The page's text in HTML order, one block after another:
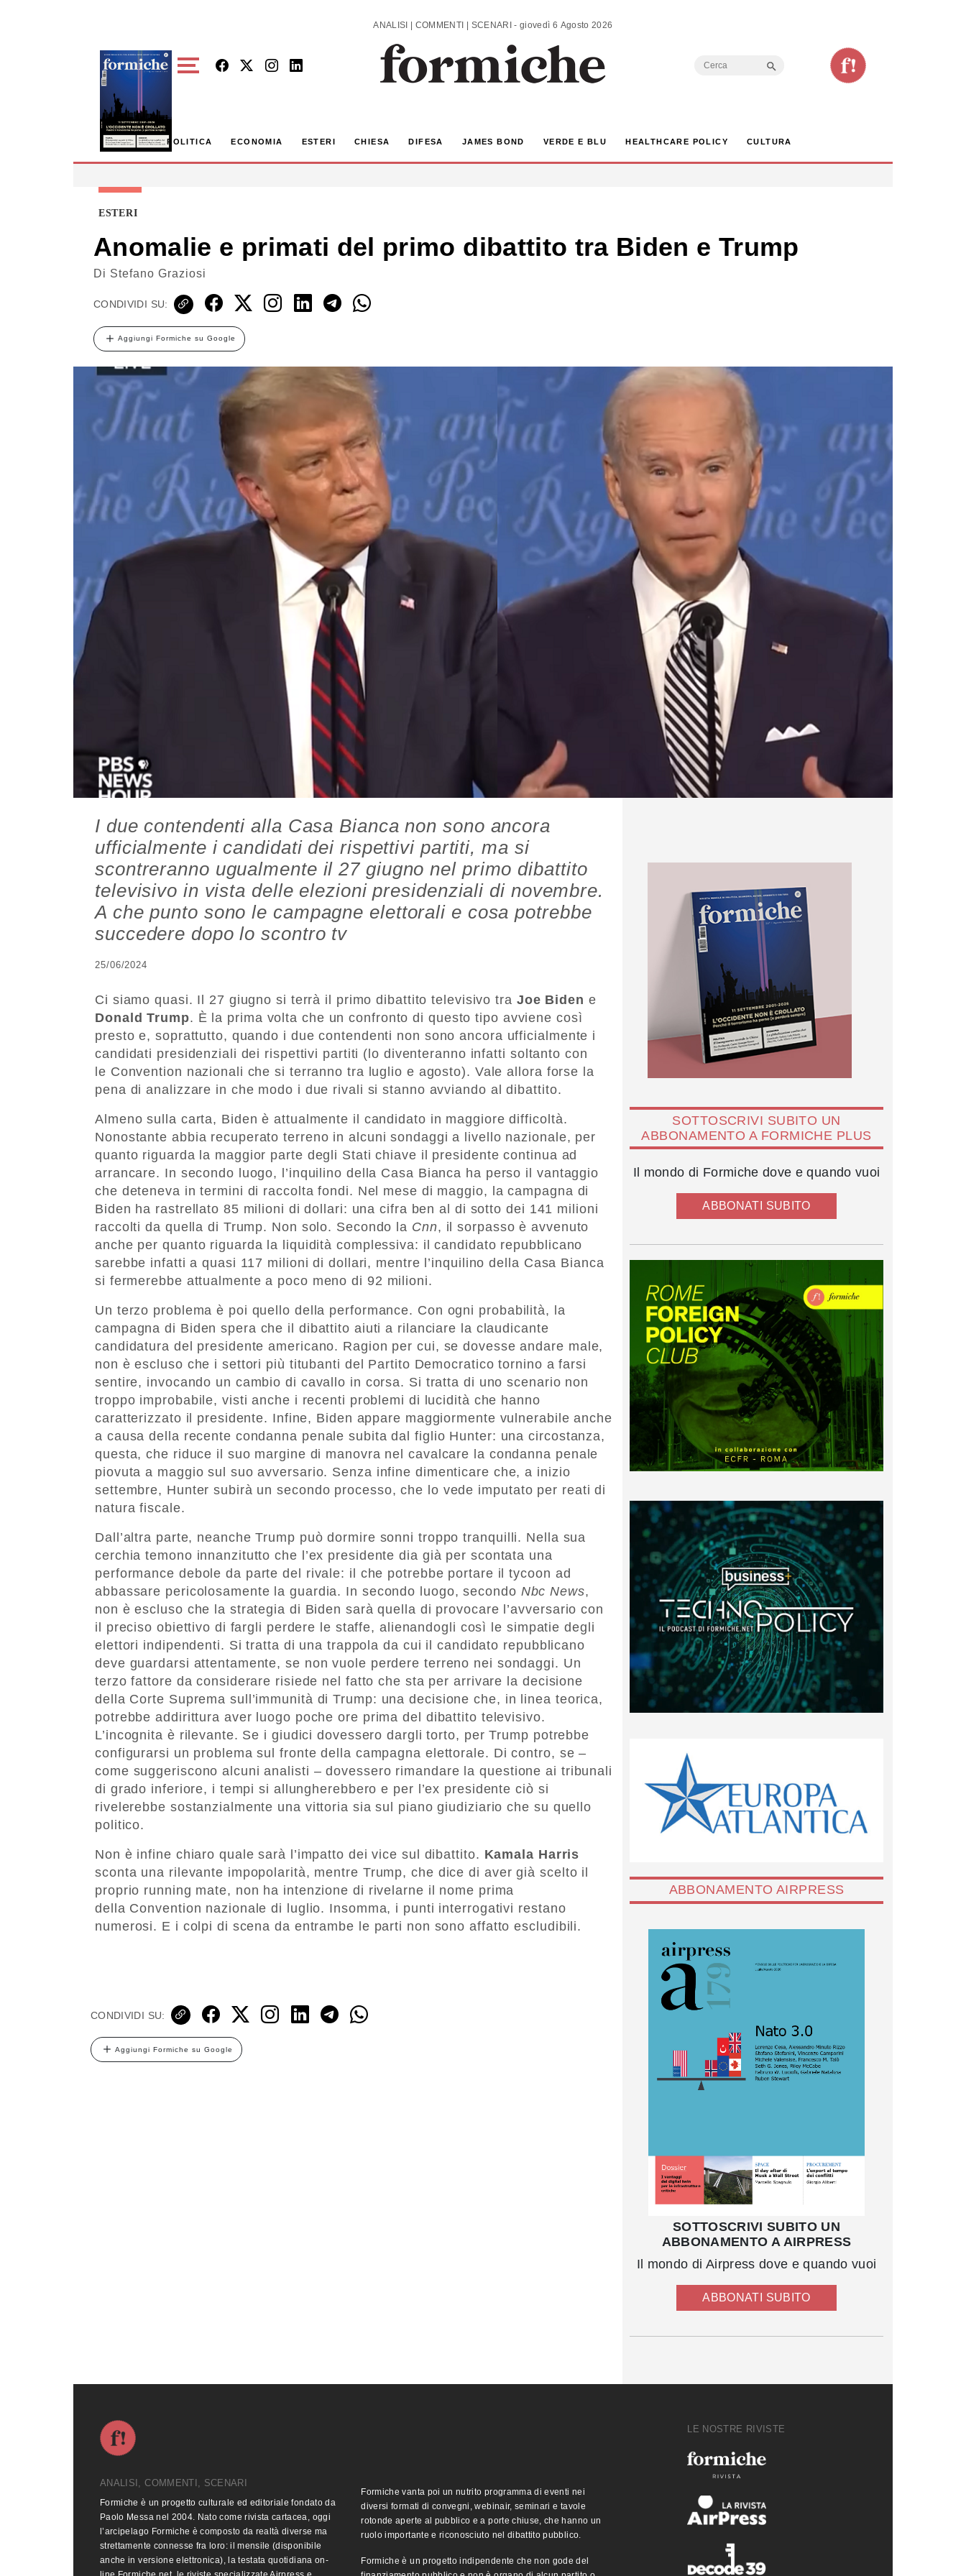
ANALISI | COMMENTI | SCENARI - giovedì 6 Agosto 2026
Search
POLITICA ECONOMIA ESTERI CHIESA DIFESA JAMES BOND VERDE E BLU HEALTHCARE POLICY CULTURA
ESTERI
Anomalie e primati del primo dibattito tra Biden e Trump
Di Stefano Graziosi
CONDIVIDI SU:
Aggiungi Formiche su Google
I due contendenti alla Casa Bianca non sono ancora
ufficialmente i candidati dei rispettivi partiti, ma si
scontreranno ugualmente il 27 giugno nel primo dibattito
televisivo in vista delle elezioni presidenziali di novembre.
A che punto sono le campagne elettorali e cosa potrebbe
succedere dopo lo scontro tv
25/06/2024
Ci siamo quasi. Il 27 giugno si terrà il primo dibattito televisivo tra Joe Biden e
Donald Trump. È la prima volta che un confronto di questo tipo avviene così
presto e, soprattutto, quando i due contendenti non sono ancora ufficialmente i
candidati presidenziali dei rispettivi partiti (lo diventeranno infatti soltanto con
le Convention nazionali che si terranno tra luglio e agosto). Vale allora forse la
pena di analizzare in che modo i due rivali si stanno avviando al dibattito.
Almeno sulla carta, Biden è attualmente il candidato in maggiore difficoltà.
Nonostante abbia recuperato terreno in alcuni sondaggi a livello nazionale, per
quanto riguarda la maggior parte degli Stati chiave il presidente continua ad
arrancare. In secondo luogo, l’inquilino della Casa Bianca ha perso il vantaggio
che deteneva in termini di raccolta fondi. Nel mese di maggio, la campagna di
Biden ha rastrellato 85 milioni di dollari: una cifra ben al di sotto dei 141 milioni
raccolti da quella di Trump. Non solo. Secondo la Cnn, il sorpasso è avvenuto
anche per quanto riguarda la liquidità complessiva: il candidato repubblicano
sarebbe infatti a quasi 117 milioni di dollari, mentre l’inquilino della Casa Bianca
si fermerebbe attualmente a poco meno di 92 milioni.
Un terzo problema è poi quello della performance. Con ogni probabilità, la
campagna di Biden spera che il dibattito aiuti a rilanciare la claudicante
candidatura del presidente americano. Ragion per cui, se dovesse andare male,
non è escluso che i settori più titubanti del Partito Democratico tornino a farsi
sentire, invocando un cambio di cavallo in corsa. Si tratta di uno scenario non
troppo improbabile, visti anche i recenti problemi di lucidità che hanno
caratterizzato il presidente. Infine, Biden appare maggiormente vulnerabile anche
a causa della recente condanna penale subita dal figlio Hunter: una circostanza,
questa, che riduce il suo margine di manovra nel cavalcare la condanna penale
piovuta a maggio sul suo avversario. Senza infine dimenticare che, a inizio
settembre, Hunter subirà un secondo processo, che lo vede imputato per reati di
natura fiscale.
Dall’altra parte, neanche Trump può dormire sonni troppo tranquilli. Nella sua
cerchia temono innanzitutto che l’ex presidente dia già per scontata una
performance debole da parte del rivale: il che potrebbe portare il tycoon ad
abbassare pericolosamente la guardia. In secondo luogo, secondo Nbc News,
non è escluso che la strategia di Biden sarà quella di provocare l’avversario con
il preciso obiettivo di fargli perdere le staffe, alienandogli così le simpatie degli
elettori indipendenti. Si tratta di una trappola da cui il candidato repubblicano
deve guardarsi attentamente, se non vuole perdere terreno nei sondaggi. Un
terzo fattore da considerare risiede nel fatto che sta per arrivare la decisione
della Corte Suprema sull’immunità di Trump: una decisione che, in linea teorica,
potrebbe addirittura aver luogo poche ore prima del dibattito televisivo.
L’incognita è rilevante. Se i giudici dovessero dargli torto, per Trump potrebbe
configurarsi un problema sul fronte della campagna elettorale. Di contro, se –
come suggeriscono alcuni analisti – dovessero rimandare la questione ai tribunali
di grado inferiore, i tempi si allungherebbero e per l’ex presidente ciò si
rivelerebbe sostanzialmente una vittoria sia sul piano giudiziario che su quello
politico.
Non è infine chiaro quale sarà l’impatto dei vice sul dibattito. Kamala Harris
sconta una rilevante impopolarità, mentre Trump, che dice di aver già scelto il
proprio running mate, non ha intenzione di rivelarne il nome prima
della Convention nazionale di luglio. Insomma, i punti interrogativi restano
numerosi. E i colpi di scena da entrambe le parti non sono affatto escludibili.
CONDIVIDI SU:
Aggiungi Formiche su Google
SOTTOSCRIVI SUBITO UN
ABBONAMENTO A FORMICHE PLUS
Il mondo di Formiche dove e quando vuoi
ABBONATI SUBITO
ABBONAMENTO AIRPRESS
SOTTOSCRIVI SUBITO UN
ABBONAMENTO A AIRPRESS
Il mondo di Airpress dove e quando vuoi
ABBONATI SUBITO
ANALISI, COMMENTI, SCENARI
Formiche è un progetto culturale ed editoriale fondato da
Paolo Messa nel 2004. Nato come rivista cartacea, oggi
l’arcipelago Formiche è composto da realtà diverse ma
strettamente connesse fra loro: il mensile (disponibile
anche in versione elettronica), la testata quotidiana on-
Formiche vanta poi un nutrito programma di eventi nei
diversi formati di convegni, webinair, seminari e tavole
rotonde aperte al pubblico e a porte chiuse, che hanno un
ruolo importante e riconosciuto nel dibattito pubblico.
Formiche è un progetto indipendente che non gode del
LE NOSTRE RIVISTE